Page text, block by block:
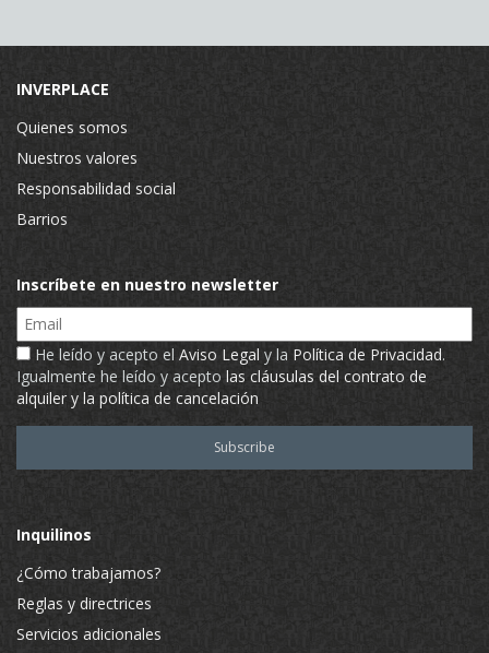
INVERPLACE
Quienes somos
Nuestros valores
Responsabilidad social
Barrios
Inscríbete en nuestro newsletter
Email
He leído y acepto el Aviso Legal y la Política de Privacidad.
Igualmente he leído y acepto las cláusulas del contrato de
alquiler y la política de cancelación
Inquilinos
¿Cómo trabajamos?
Reglas y directrices
Servicios adicionales